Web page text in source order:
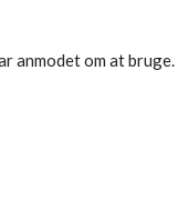
anmodet om at